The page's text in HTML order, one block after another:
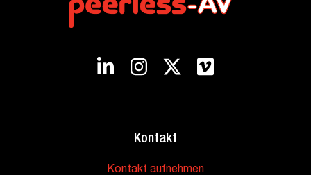
Kontakt
Kontakt aufnehmen